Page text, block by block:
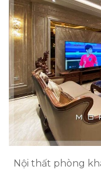
Nội thất phòng